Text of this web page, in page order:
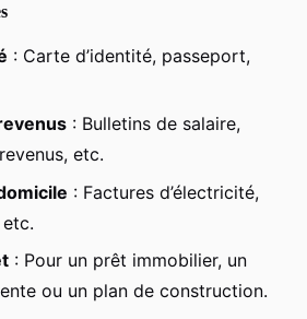
: Carte d’identité, passeport,
: Bulletins de salaire,
etc.
: Factures d’électricité,
: Pour un prêt immobilier, un
ou un plan de construction.